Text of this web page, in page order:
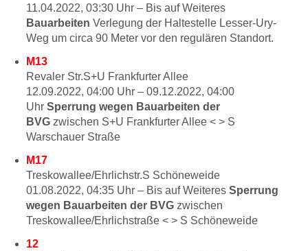
11.04.2022, 03:30 Uhr – Bis auf Weiteres
Bauarbeiten Verlegung der Haltestelle Lesser-Ury-
Weg um circa 90 Meter vor den regulären Standort.
M13
Revaler Str.S+U Frankfurter Allee
12.09.2022, 04:00 Uhr – 09.12.2022, 04:00
Uhr Sperrung wegen Bauarbeiten der
BVG zwischen S+U Frankfurter Allee < > S
Warschauer Straße
M17
Treskowallee/Ehrlichstr.S Schöneweide
01.08.2022, 04:35 Uhr – Bis auf Weiteres Sperrung
wegen Bauarbeiten der BVG zwischen
Treskowallee/Ehrlichstraße < > S Schöneweide
12